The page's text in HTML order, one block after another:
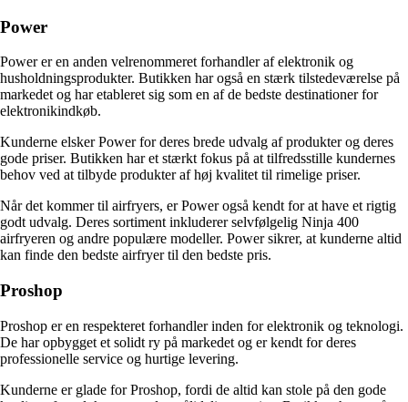
Power
Power er en anden velrenommeret forhandler af elektronik og
husholdningsprodukter. Butikken har også en stærk tilstedeværelse på
markedet og har etableret sig som en af de bedste destinationer for
elektronikindkøb.
Kunderne elsker Power for deres brede udvalg af produkter og deres
gode priser. Butikken har et stærkt fokus på at tilfredsstille kundernes
behov ved at tilbyde produkter af høj kvalitet til rimelige priser.
Når det kommer til airfryers, er Power også kendt for at have et rigtig
godt udvalg. Deres sortiment inkluderer selvfølgelig Ninja 400
airfryeren og andre populære modeller. Power sikrer, at kunderne altid
kan finde den bedste airfryer til den bedste pris.
Proshop
Proshop er en respekteret forhandler inden for elektronik og teknologi.
De har opbygget et solidt ry på markedet og er kendt for deres
professionelle service og hurtige levering.
Kunderne er glade for Proshop, fordi de altid kan stole på den gode